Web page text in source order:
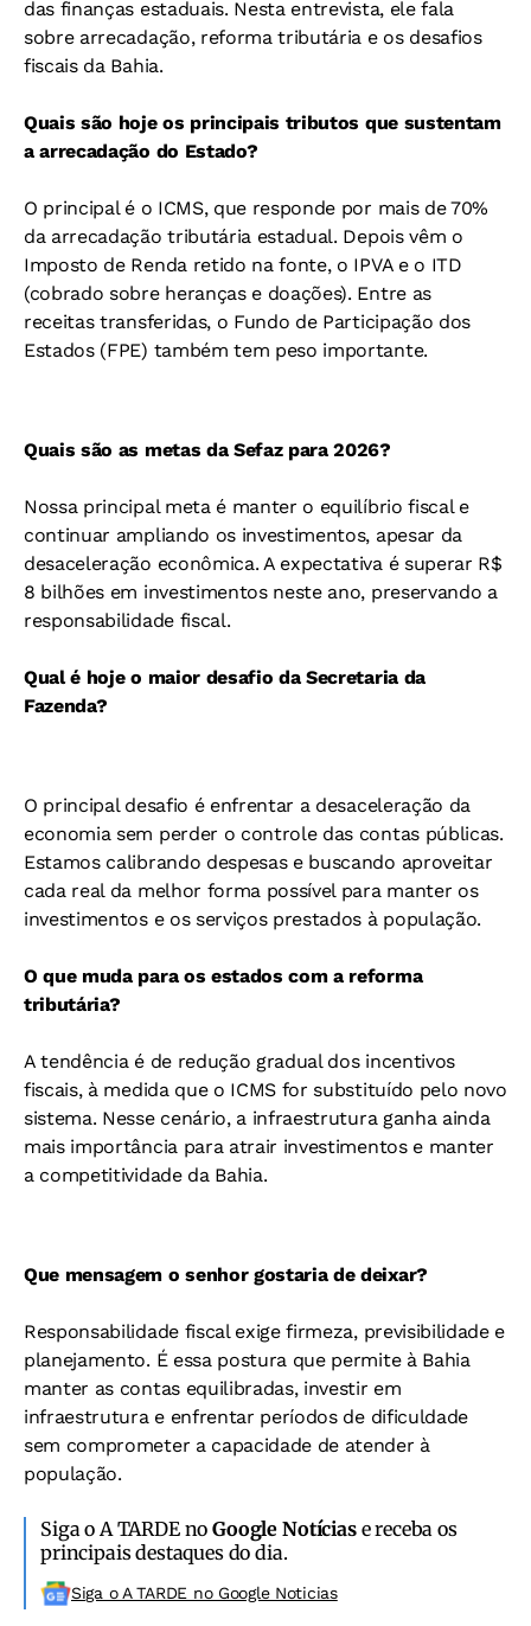
das finanças estaduais. Nesta entrevista, ele fala
sobre arrecadação, reforma tributária e os desafios
fiscais da Bahia.
Quais são hoje os principais tributos que sustentam
a arrecadação do Estado?
O principal é o ICMS, que responde por mais de 70%
da arrecadação tributária estadual. Depois vêm o
Imposto de Renda retido na fonte, o IPVA e o ITD
(cobrado sobre heranças e doações). Entre as
receitas transferidas, o Fundo de Participação dos
Estados (FPE) também tem peso importante.
Quais são as metas da Sefaz para 2026?
Nossa principal meta é manter o equilíbrio fiscal e
continuar ampliando os investimentos, apesar da
desaceleração econômica. A expectativa é superar R$
8 bilhões em investimentos neste ano, preservando a
responsabilidade fiscal.
Qual é hoje o maior desafio da Secretaria da
Fazenda?
O principal desafio é enfrentar a desaceleração da
economia sem perder o controle das contas públicas.
Estamos calibrando despesas e buscando aproveitar
cada real da melhor forma possível para manter os
investimentos e os serviços prestados à população.
O que muda para os estados com a reforma
tributária?
A tendência é de redução gradual dos incentivos
fiscais, à medida que o ICMS for substituído pelo novo
sistema. Nesse cenário, a infraestrutura ganha ainda
mais importância para atrair investimentos e manter
a competitividade da Bahia.
Que mensagem o senhor gostaria de deixar?
Responsabilidade fiscal exige firmeza, previsibilidade e
planejamento. É essa postura que permite à Bahia
manter as contas equilibradas, investir em
infraestrutura e enfrentar períodos de dificuldade
sem comprometer a capacidade de atender à
população.
Siga o A TARDE noGoogle Notíciase receba os
principais destaques do dia.
Siga o A TARDE no Google Noticias